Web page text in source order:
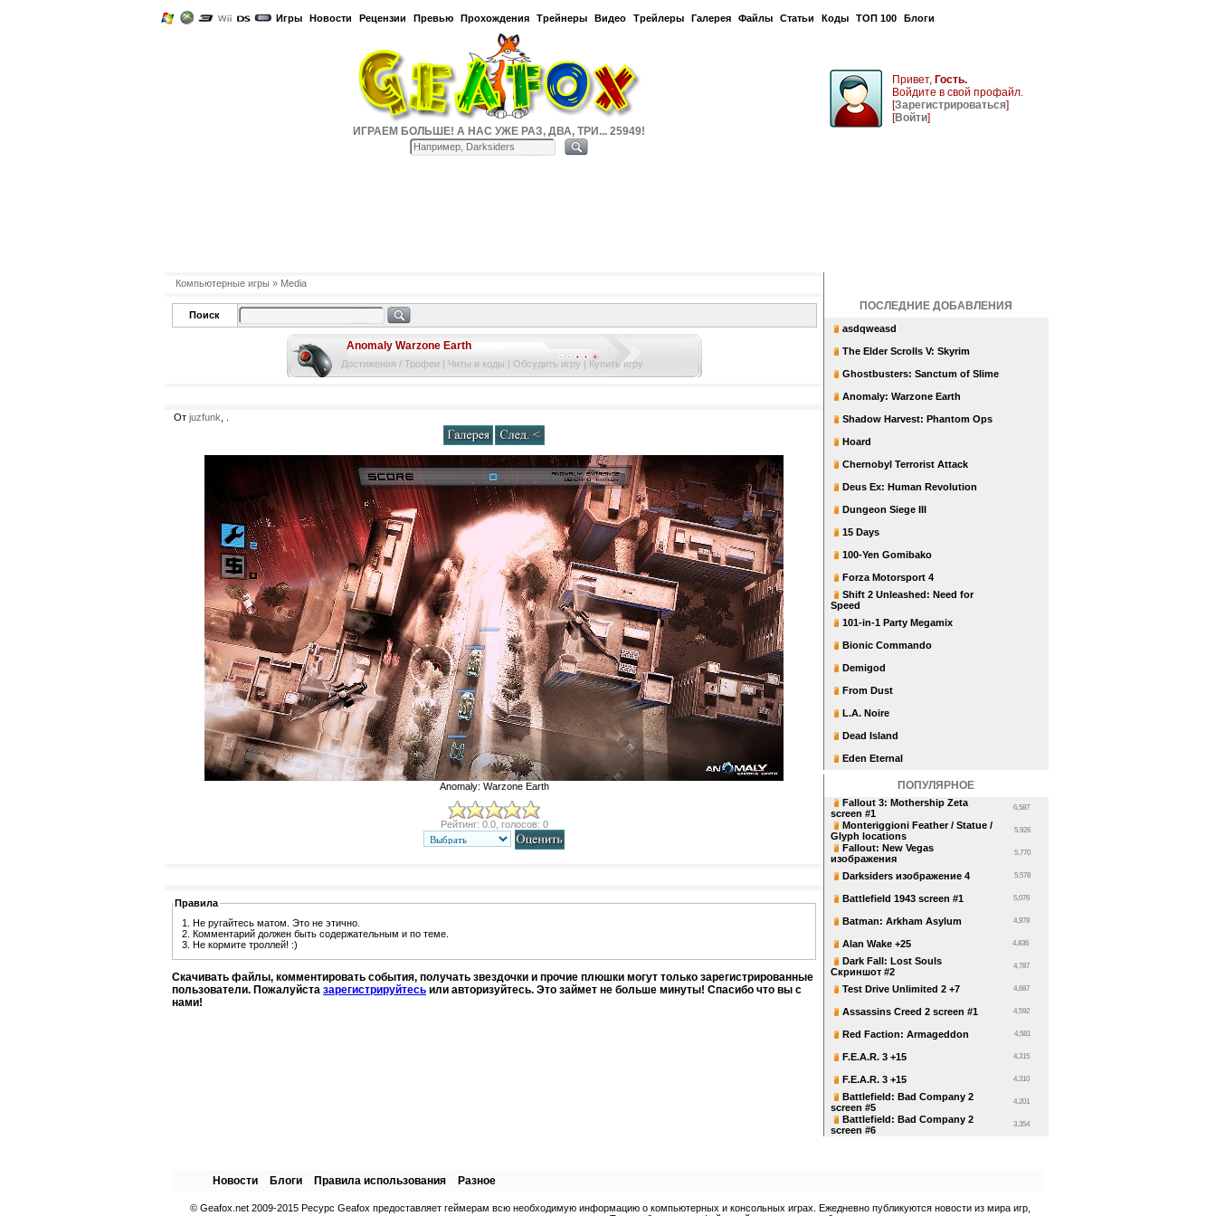
Игры Новости Рецензии Превью Прохождения Трейнеры Видео Трейлеры Галерея Файлы Статьи Коды ТОП 100 Блоги
ИГРАЕМ БОЛЬШЕ! А НАС УЖЕ РАЗ, ДВА, ТРИ... 25949!
Привет, Гость.
Войдите в свой профайл.
[Зарегистрироваться]
[Войти]
Компьютерные игры » Media
Поиск
Anomaly Warzone Earth
Достижения / Трофеи | Читы и коды | Обсудить игру | Купить игру
От juzfunk
Anomaly: Warzone Earth
Рейтинг: 0.0, голосов: 0
Правила
1. Не ругайтесь матом. Это не этично.
2. Комментарий должен быть содержательным и по теме.
3. Не кормите троллей! :)
Скачивать файлы, комментировать события, получать звездочки и прочие плюшки могут только зарегистрированные
пользователи. Пожалуйста зарегистрируйтесь или авторизуйтесь. Это займет не больше минуты! Спасибо что вы с
нами!
ПОСЛЕДНИЕ ДОБАВЛЕНИЯ
asdqweasd
The Elder Scrolls V: Skyrim
Ghostbusters: Sanctum of Slime
Anomaly: Warzone Earth
Shadow Harvest: Phantom Ops
Hoard
Chernobyl Terrorist Attack
Deus Ex: Human Revolution
Dungeon Siege III
15 Days
100-Yen Gomibako
Forza Motorsport 4
Shift 2 Unleashed: Need for
Speed
101-in-1 Party Megamix
Bionic Commando
Demigod
From Dust
L.A. Noire
Dead Island
Eden Eternal
ПОПУЛЯРНОЕ
Fallout 3: Mothership Zeta
screen #1
6,587
Monteriggioni Feather / Statue /
Glyph locations
5,926
Fallout: New Vegas
изображения
5,770
Darksiders изображение 4 5,578
Battlefield 1943 screen #1 5,076
Batman: Arkham Asylum 4,978
Alan Wake +25 4,836
Dark Fall: Lost Souls
Скриншот #2
4,787
Test Drive Unlimited 2 +7 4,687
Assassins Creed 2 screen #1 4,592
Red Faction: Armageddon 4,581
F.E.A.R. 3 +15 4,315
F.E.A.R. 3 +15 4,310
Battlefield: Bad Company 2
screen #5
4,201
Battlefield: Bad Company 2
screen #6
3,354
Новости Блоги Правила использования Разное
© Geafox.net 2009-2015 Ресурс Geafox предоставляет геймерам всю необходимую информацию о компьютерных и консольных играх. Ежедневно публикуются новости из мира игр,